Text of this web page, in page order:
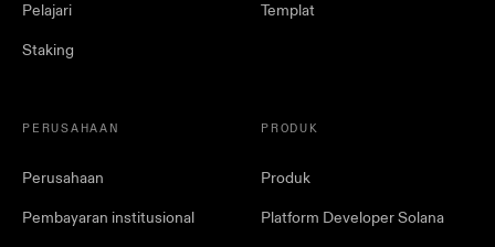
Pelajari
Staking
Templat
PERUSAHAAN
Perusahaan
Pembayaran institusional
PRODUK
Produk
Platform Developer Solana